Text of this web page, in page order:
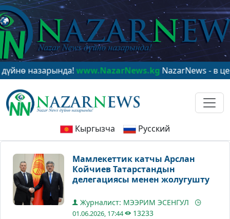
www.NazarNews.kgNazarNews - в центре
Кыргызча Русский
Мамлекеттик катчы Арслан
Койчиев Татарстандын
делегациясы менен жолугушту
Журналист: МЭЭРИМ ЭСЕНГУЛ
01.06.2026, 17:44 13233